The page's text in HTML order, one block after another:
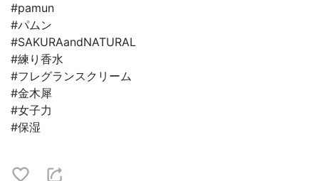
#pamun
#パムン
#SAKURAandNATURAL
#練り香水
#フレグランスクリーム
#金木犀
#女子力
#保湿